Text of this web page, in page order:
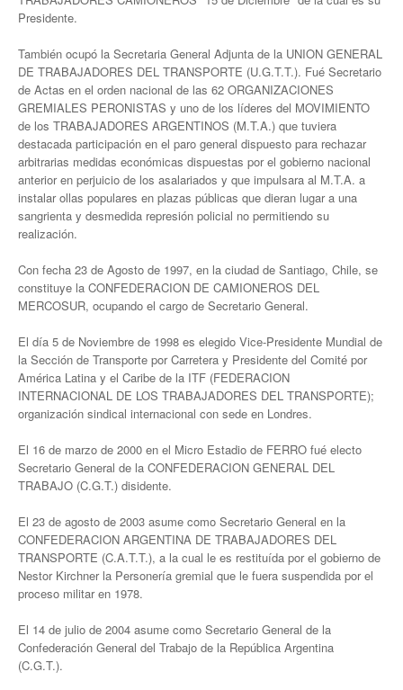
Secretaría de Turismo
Secretaría de Capacitación
Sec. Derechos Humanos
Secretaría de Acción Social
Secretaría de Accidentes de Trabajo
Secretaría de la Juventud
Secretaría de la Vivienda
Secretaría de Deportes
Secretaría de Igualdad de Género
Secretaría de Comunicación
Secretaría de Jubilaciones
Secretaría de Planificación e Inversiones
Noticias secretarías
Gremiales
Planillas de sueldos
Planillas de sueldos
Presidente.
También ocupó la Secretaria General Adjunta de la UNION GENERAL
DE TRABAJADORES DEL TRANSPORTE (U.G.T.T.). Fué Secretario
de Actas en el orden nacional de las 62 ORGANIZACIONES
GREMIALES PERONISTAS y uno de los líderes del MOVIMIENTO
de los TRABAJADORES ARGENTINOS (M.T.A.) que tuviera
destacada participación en el paro general dispuesto para rechazar
arbitrarias medidas económicas dispuestas por el gobierno nacional
anterior en perjuicio de los asalariados y que impulsara al M.T.A. a
instalar ollas populares en plazas públicas que dieran lugar a una
sangrienta y desmedida represión policial no permitiendo su
realización.
Con fecha 23 de Agosto de 1997, en la ciudad de Santiago, Chile, se
constituye la CONFEDERACION DE CAMIONEROS DEL
MERCOSUR, ocupando el cargo de Secretario General.
El día 5 de Noviembre de 1998 es elegido Vice-Presidente Mundial de
la Sección de Transporte por Carretera y Presidente del Comité por
América Latina y el Caribe de la ITF (FEDERACION
INTERNACIONAL DE LOS TRABAJADORES DEL TRANSPORTE);
organización sindical internacional con sede en Londres.
El 16 de marzo de 2000 en el Micro Estadio de FERRO fué electo
Secretario General de la CONFEDERACION GENERAL DEL
TRABAJO (C.G.T.) disidente.
El 23 de agosto de 2003 asume como Secretario General en la
CONFEDERACION ARGENTINA DE TRABAJADORES DEL
TRANSPORTE (C.A.T.T.), a la cual le es restituída por el gobierno de
Nestor Kirchner la Personería gremial que le fuera suspendida por el
proceso militar en 1978.
El 14 de julio de 2004 asume como Secretario General de la
Confederación General del Trabajo de la República Argentina
(C.G.T.).